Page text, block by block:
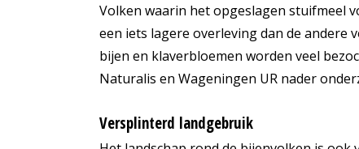
Volken waarin het opgeslagen stuifmeel
een iets lagere overleving dan de andere
bijen en klaverbloemen worden veel
Naturalis en Wageningen UR nader
Versplinterd landgebruik